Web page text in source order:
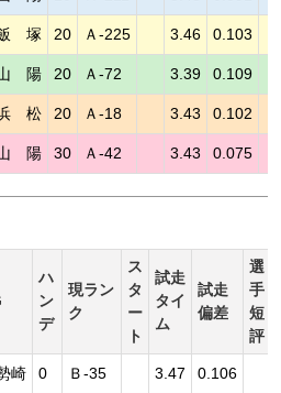
塚 20 Ａ-225 3.46 0.103
陽 20 Ａ-72 3.39 0.109
松 20 Ａ-18 3.43 0.102
陽 30 Ａ-42 3.43 0.075
ハ
ン
デ
現ラン
ク
ス
タ
ー
ト
試走
タイ
ム
試走
偏差
選
手
短
評
崎 0 Ｂ-35 3.47 0.106